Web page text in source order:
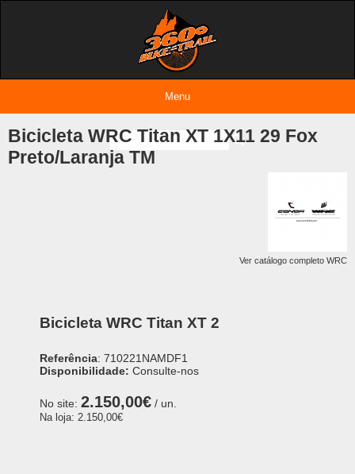
Entrar
Menu
Bicicleta WRC Titan XT 1X11 29 Fox
Preto/Laranja TM
Ver catálogo completo WRC
Bicicleta WRC Titan XT 2
Referência: 710221NAMDF1
Disponibilidade: Consulte-nos
No site: 2.150,00€ / un.
Na loja: 2.150,00€